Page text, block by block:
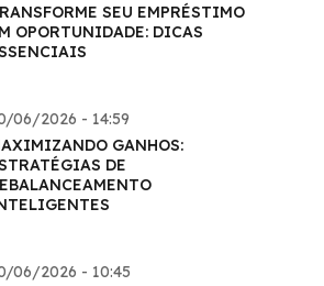
SEU EMPRÉSTIMO
OPORTUNIDADE: DICAS
06/2026 - 14:59
GANHOS:
DE
06/2026 - 10:45